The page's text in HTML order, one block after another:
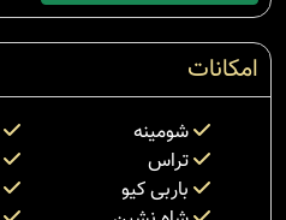
امکانات
شومینه
تراس
باربی کیو